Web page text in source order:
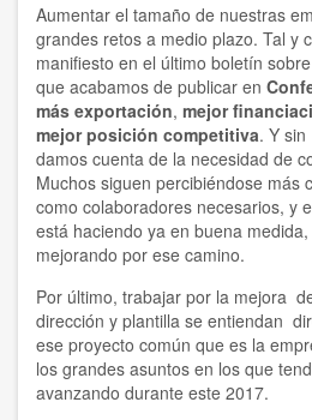
Aumentar el tamaño de nuestras
grandes retos a medio plazo. Tal y
manifiesto en el último boletín
que acabamos de publicar en
más exportación, mejor
mejor posición competitiva. Y
damos cuenta de la necesidad de
Muchos siguen percibiéndose más
como colaboradores necesarios, y
está haciendo ya en buena
mejorando por ese camino.
Por último, trabajar por la mejora
dirección y plantilla se entiendan
ese proyecto común que es la
los grandes asuntos en los que
avanzando durante este 2017.